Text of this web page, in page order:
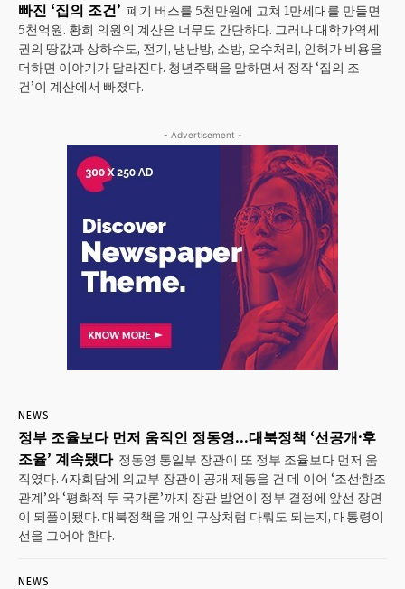
빠진 ‘집의 조건’ 폐기 버스를 5천만원에 고쳐 1만세대를 만들면
5천억원. 황희 의원의 계산은 너무도 간단하다. 그러나 대학가·역세
권의 땅값과 상하수도, 전기, 냉난방, 소방, 오수처리, 인허가 비용을
더하면 이야기가 달라진다. 청년주택을 말하면서 정작 ‘집의 조
건’이 계산에서 빠졌다.
- Advertisement -
NEWS
정부 조율보다 먼저 움직인 정동영…대북정책 ‘선공개·후
조율’ 계속됐다 정동영 통일부 장관이 또 정부 조율보다 먼저 움
직였다. 4자회담에 외교부 장관이 공개 제동을 건 데 이어 ‘조선·한조
관계’와 ‘평화적 두 국가론’까지 장관 발언이 정부 결정에 앞선 장면
이 되풀이됐다. 대북정책을 개인 구상처럼 다뤄도 되는지, 대통령이
선을 그어야 한다.
NEWS